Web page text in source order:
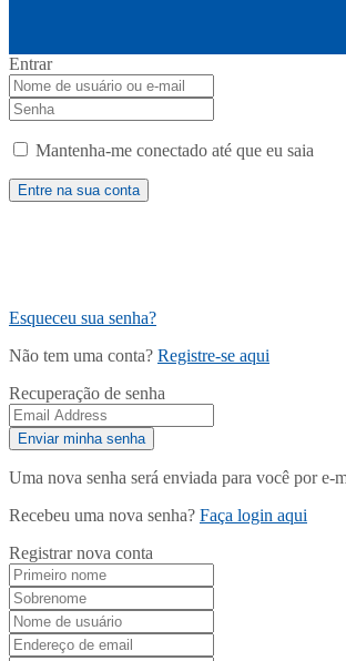
Entrar
Mantenha-me conectado até que eu saia
Esqueceu sua senha?
Não tem uma conta? Registre-se aqui
Recuperação de senha
Uma nova senha será enviada para você por e-
Recebeu uma nova senha? Faça login aqui
Registrar nova conta